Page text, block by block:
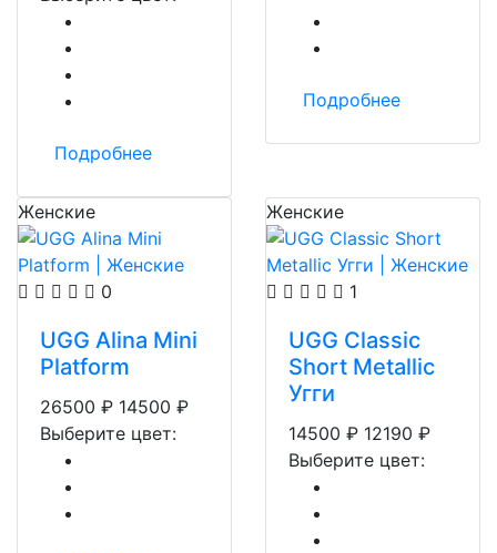
Подробнее
Подробнее
Женские
0
UGG Alina Mini
Platform
26500 ₽ 14500 ₽
Выберите цвет:
Женские
1
UGG Classic
Short Metallic
Угги
14500 ₽ 12190 ₽
Выберите цвет: